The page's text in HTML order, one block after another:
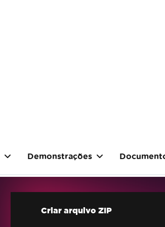
Demonstrações
Criar arquivo ZIP